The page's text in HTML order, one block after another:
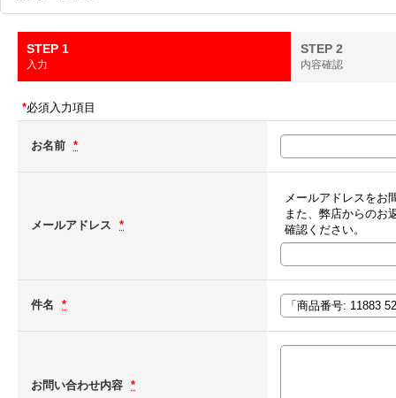
STEP 1
入力
STEP 2
内容確認
*必須入力項目
お名前 *
メールアドレス *
メールアドレスをお
また、弊店からのお
確認ください。
件名 *
お問い合わせ内容 *